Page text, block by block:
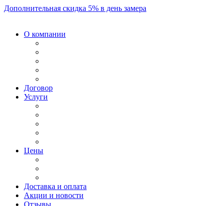
Дополнительная скидка 5% в день замера
О компании
Договор
Услуги
Цены
Доставка и оплата
Акции и новости
Отзывы